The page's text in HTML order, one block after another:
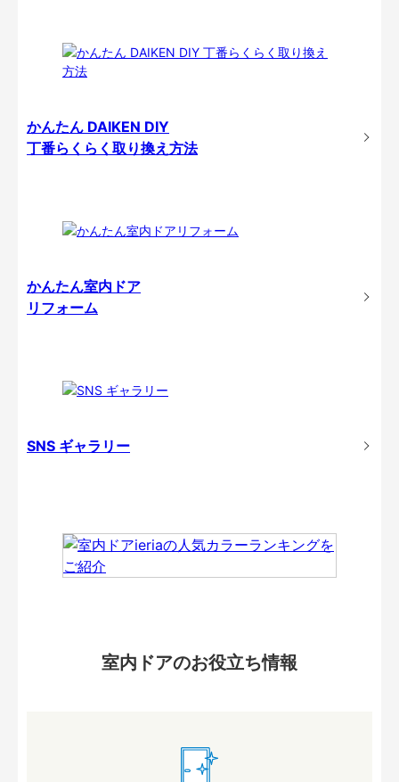
かんたん DAIKEN DIY
丁番らくらく取り換え方法
かんたん室内ドア
リフォーム
SNS ギャラリー
室内ドアのお役立ち情報